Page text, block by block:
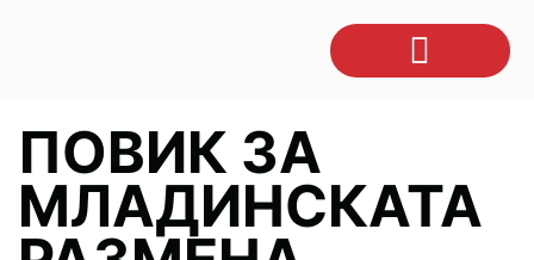
ПОВИК ЗА
МЛАДИНСКАТА